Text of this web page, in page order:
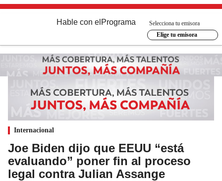
Hable con el Programa
Selecciona tu emisora
Elige tu emisora
Internacional
Joe Biden dijo que EEUU “está
evaluando” poner fin al proceso
legal contra Julian Assange